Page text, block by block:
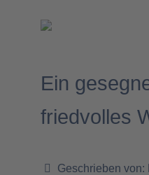
Ein
friedvolles
Geschrieben von: